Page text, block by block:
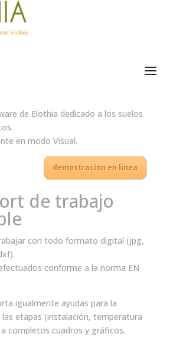
de Elothia dedicado a los suelos
en modo Visual.
demostracion en linea
de trabajo
con todo formato digital (jpg,
conforme a la norma EN
igualmente ayudas para la
etapas (instalación, temperatura
completos cuadros y gráficos.